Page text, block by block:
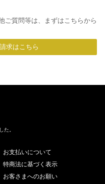
ご質問等は、まずはこちらから
求はこちら
た。
お支払いについて
特商法に基づく表示
お客さまへのお願い